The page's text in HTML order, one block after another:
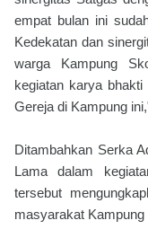
empat bulan ini
Kedekatan dan
warga Kampung
kegiatan karya
Gereja di Kampung
Ditambahkan Serka
Lama dalam
tersebut
masyarakat Kampung